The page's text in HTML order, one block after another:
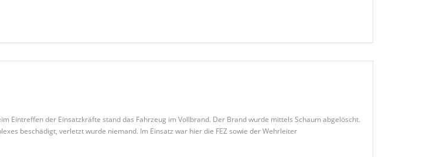
Eintreffen der Einsatzkräfte stand das Fahrzeug im Vollbrand. Der Brand wurde mittels Schaum abgelöscht.
beschädigt, verletzt wurde niemand. Im Einsatz war hier die FEZ sowie der Wehrleiter